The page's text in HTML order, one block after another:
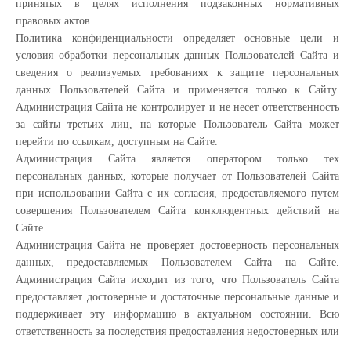
принятых в целях исполнения подзаконных нормативных
правовых актов.
Политика конфиденциальности определяет основные цели и
условия обработки персональных данных Пользователей Сайта и
сведения о реализуемых требованиях к защите персональных
данных Пользователей Сайта и применяется только к Сайту.
Администрация Сайта не контролирует и не несет ответственность
за сайты третьих лиц, на которые Пользователь Сайта может
перейти по ссылкам, доступным на Сайте.
Администрация Сайта является оператором только тех
персональных данных, которые получает от Пользователей Сайта
при использовании Сайта с их согласия, предоставляемого путем
совершения Пользователем Сайта конклюдентных действий на
Сайте.
Администрация Сайта не проверяет достоверность персональных
данных, предоставляемых Пользователем Сайта на Сайте.
Администрация Сайта исходит из того, что Пользователь Сайта
предоставляет достоверные и достаточные персональные данные и
поддерживает эту информацию в актуальном состоянии. Всю
ответственность за последствия предоставления недостоверных или